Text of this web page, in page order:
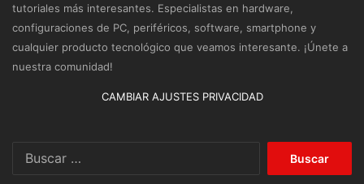
tutoriales más interesantes. Especialistas en hardware,
configuraciones de PC, periféricos, software, smartphone y
cualquier producto tecnológico que veamos interesante. ¡Únete a
nuestra comunidad!
CAMBIAR AJUSTES PRIVACIDAD